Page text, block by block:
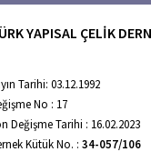
YAPISAL ÇELİK
Tarihi: 03.12.1992
No : 17
Değişme Tarihi : 16.02.2023
Kütük No. : 34-057/106